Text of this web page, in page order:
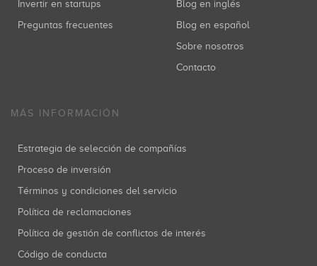
Invertir en startups
Preguntas frecuentes
Blog en inglés
Blog en español
Sobre nosotros
Contacto
MÁS INFORMACIÓN
Estrategia de selección de compañías
Proceso de inversión
Términos y condiciones del servicio
Política de reclamaciones
Política de gestión de conflictos de interés
Código de conducta